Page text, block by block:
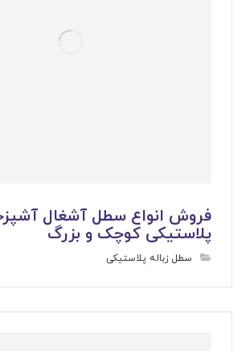
فروش انواع سطل آشغال
پلاستیکی کوچک و بزرگ
سطل زباله پلاستیکی